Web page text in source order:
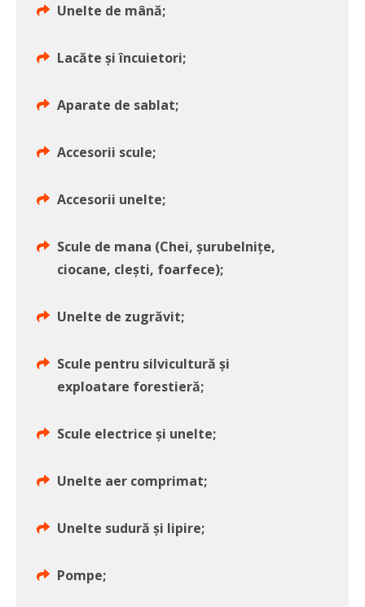
Unelte de mână;
Lacăte și încuietori;
Aparate de sablat;
Accesorii scule;
Accesorii unelte;
Scule de mana (Chei, șurubelnițe,
ciocane, clești, foarfece);
Unelte de zugrăvit;
Scule pentru silvicultură și
exploatare forestieră;
Scule electrice și unelte;
Unelte aer comprimat;
Unelte sudură și lipire;
Pompe;